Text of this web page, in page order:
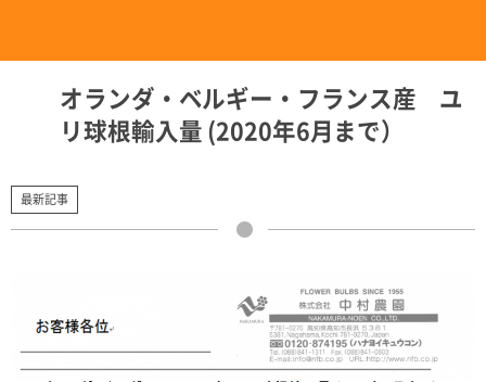
オランダ・ベルギー・フランス産 ユ
リ球根輸入量 (2020年6月まで）
最新記事